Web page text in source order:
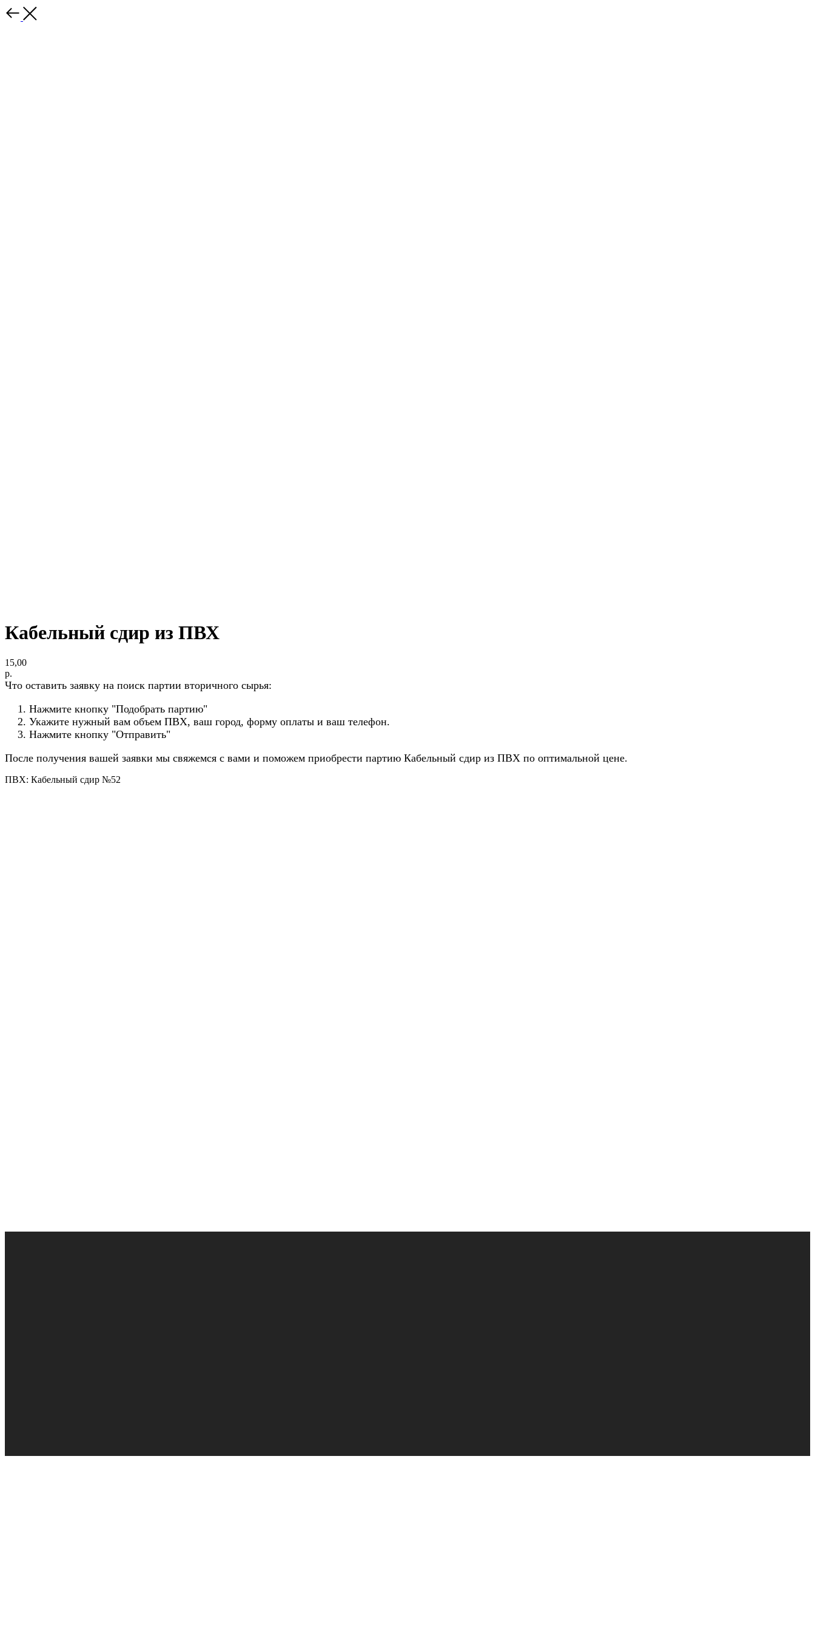
Кабельный сдир из ПВХ
15,00
р.
Что оставить заявку на поиск партии вторичного сырья:
Нажмите кнопку "Подобрать партию"
Укажите нужный вам объем ПВХ, ваш город, форму оплаты и ваш телефон.
Нажмите кнопку "Отправить"
После получения вашей заявки мы свяжемся с вами и поможем приобрести партию Кабельный сдир из ПВХ по оптимальной цене.
ПВХ: Кабельный сдир №52